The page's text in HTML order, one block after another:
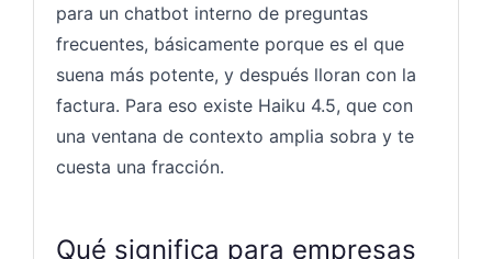
para un chatbot interno de preguntas
frecuentes, básicamente porque es el que
suena más potente, y después lloran con la
factura. Para eso existe Haiku 4.5, que con
una ventana de contexto amplia sobra y te
cuesta una fracción.
Qué significa para empresas